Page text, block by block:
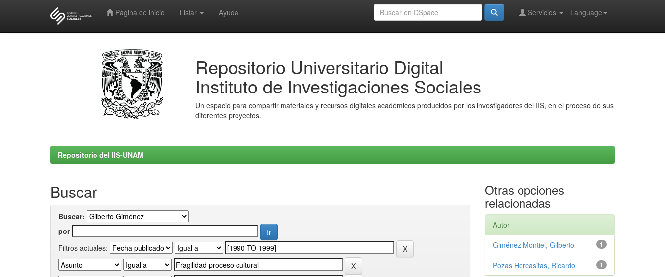
Página de inicio Listar Ayuda Language
Servicios
Repositorio Universitario Digital
Instituto de Investigaciones Sociales
Un espacio para compartir materiales y recursos digitales académicos producidos por los investigadores del IIS, en el proceso de sus
diferentes proyectos.
Repositorio del IIS-UNAM
Buscar
Buscar:
por
Filtros actuales:
Otras opciones
relacionadas
Autor
1
Giménez Montiel, Gilberto
1
Pozas Horcasitas, Ricardo